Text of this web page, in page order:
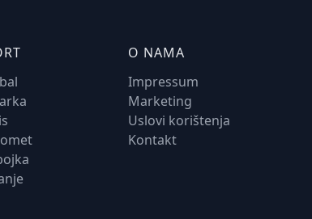
O NAMA
Impressum
Marketing
Uslovi korištenja
Kontakt